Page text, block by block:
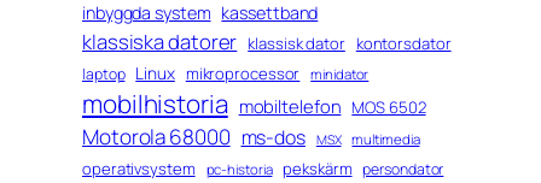
inbyggda system kassettband
klassiska datorer klassisk dator kontorsdator
laptop Linux mikroprocessor minidator
mobilhistoria mobiltelefon MOS 6502
Motorola 68000 ms-dos MSX multimedia
operativsystem pc-historia pekskärm persondator